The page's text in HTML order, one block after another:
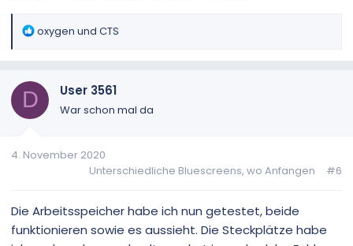
R
t
e
oxygen und CTS
D User 3561
War schon mal da
4. November 2020
Unterschiedliche Bluescreens, wo Anfangen
#6
Die Arbeitsspeicher habe ich nun getestet, beide
funktionieren sowie es aussieht. Die Steckplätze habe